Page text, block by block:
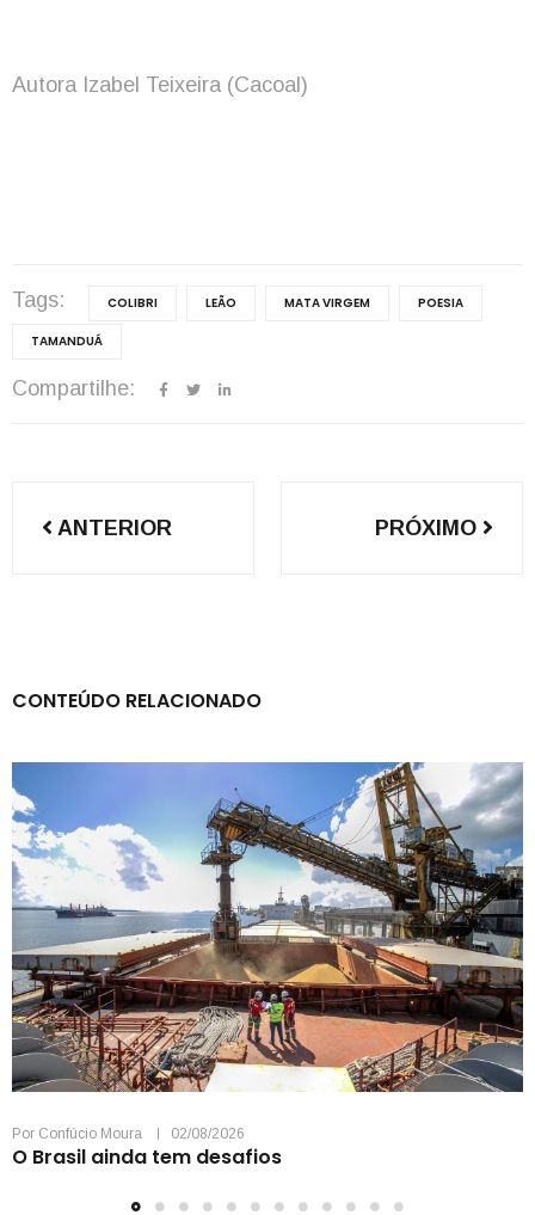
Autora Izabel Teixeira (Cacoal)
Tags: COLIBRI LEÃO MATA VIRGEM POESIA
TAMANDUÁ
Compartilhe:
de ANTERIOR PRÓXIMO
CONTEÚDO RELACIONADO
Por Confúcio Moura 02/08/2026
O Brasil ainda tem desafios